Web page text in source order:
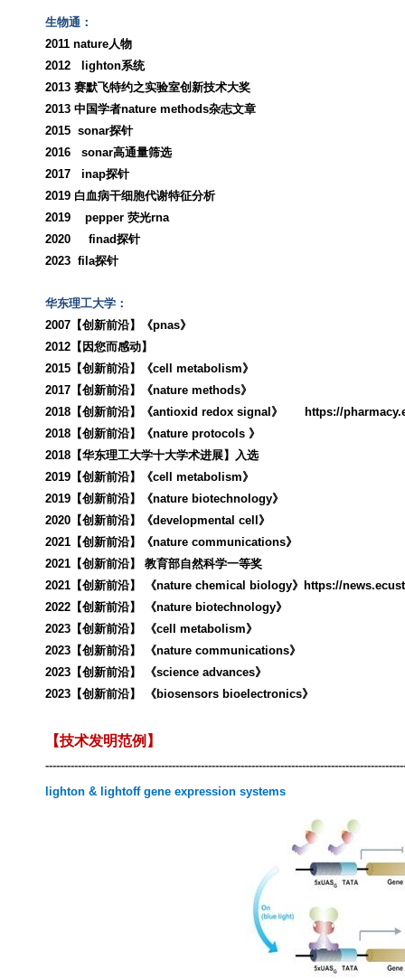
生物通：
2011 nature 人物
2012
lighton系统
2013 赛默飞特约之实验室创新技术大奖
2013 中国学者nature methods杂志文章
2015 sonar探针
2016
sonar高通量筛选
2017
inap探针
2019 白血病干细胞代谢特征分析
2019 pepper 荧光rna
2020
finad探针
2023 fila探针
华东理工大学：
2007 【创新前沿】《pnas》
2012 【因您而感动】
2015 【创新前沿】《cell metabolism》
2017 【创新前沿】《nature methods》
2018 【创新前沿】《antioxid redox signal》 https://
2018 【创新前沿】《nature protocols 》
2018 【华东理工大学十大学术进展】入选
2019 【创新前沿】《cell metabolism》
2019 【创新前沿】《nature biotechnology》
2020 【创新前沿】《developmental cell》
2021 【创新前沿】《nature communications》
2021 【创新前沿】 教育部自然科学一等奖
2021 【创新前沿】 《nature chemical biology》 https://
2022 【创新前沿】 《nature biotechnology》
2023 【创新前沿】 《cell metabolism》
2023 【创新前沿】 《nature communications》
2023 【创新前沿】 《science advances》
2023 【创新前沿】 《biosensors bioelectronics》
【技术发明范例】
lighton & lightoff gene expression systems